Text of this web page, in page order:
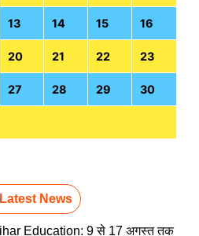
13 14 15 16
20 21 22 23
27 28 29 30
Latest News
Education: 9 से 17 अगस्त तक